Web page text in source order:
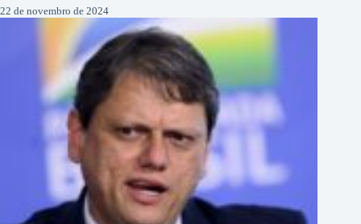
22 de novembro de 2024